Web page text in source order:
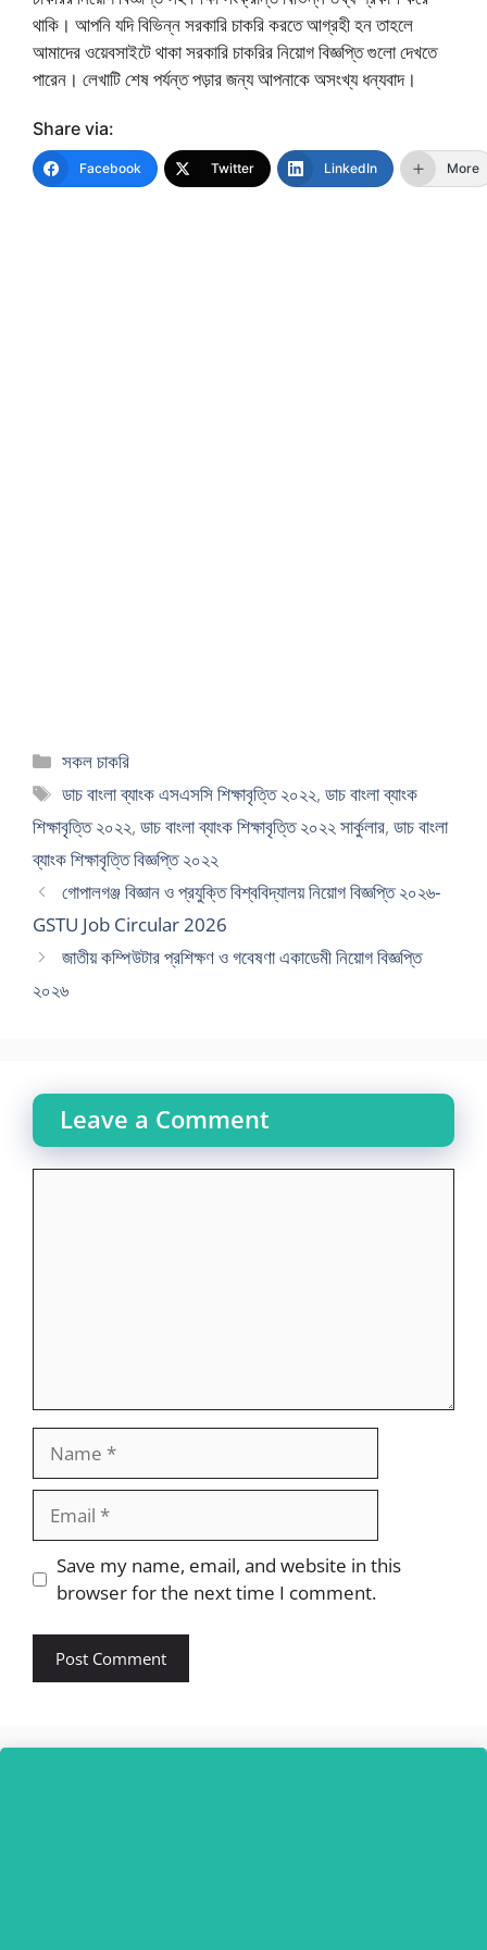
থাকি। আপনি যদি বিভিন্ন সরকারি চাকরি করতে আগ্রহী হন তাহলে
আমাদের ওয়েবসাইটে থাকা সরকারি চাকরির নিয়োগ বিজ্ঞপ্তি গুলো দেখতে
পারেন। লেখাটি শেষ পর্যন্ত পড়ার জন্য আপনাকে অসংখ্য ধন্যবাদ।
Share via:
Facebook Twitter LinkedIn More
Categories
সকল চাকরি
Tags
ডাচ বাংলা ব্যাংক এসএসসি শিক্ষাবৃত্তি ২০২২,ডাচ বাংলা ব্যাংক
শিক্ষাবৃত্তি ২০২২, ডাচ বাংলা ব্যাংক শিক্ষাবৃত্তি ২০২২ সার্কুলার, ডাচ বাংলা
ব্যাংক শিক্ষাবৃত্তি বিজ্ঞপ্তি ২০২২
গোপালগঞ্জ বিজ্ঞান ও প্রযুক্তি বিশ্ববিদ্যালয় নিয়োগ বিজ্ঞপ্তি ২০২৬-
GSTU Job Circular 2026
জাতীয় কম্পিউটার প্রশিক্ষণ ও গবেষণা একাডেমী নিয়োগ বিজ্ঞপ্তি
২০২৬
Leave a Comment
Website
Save my name, email, and website in this
browser for the next time I comment.